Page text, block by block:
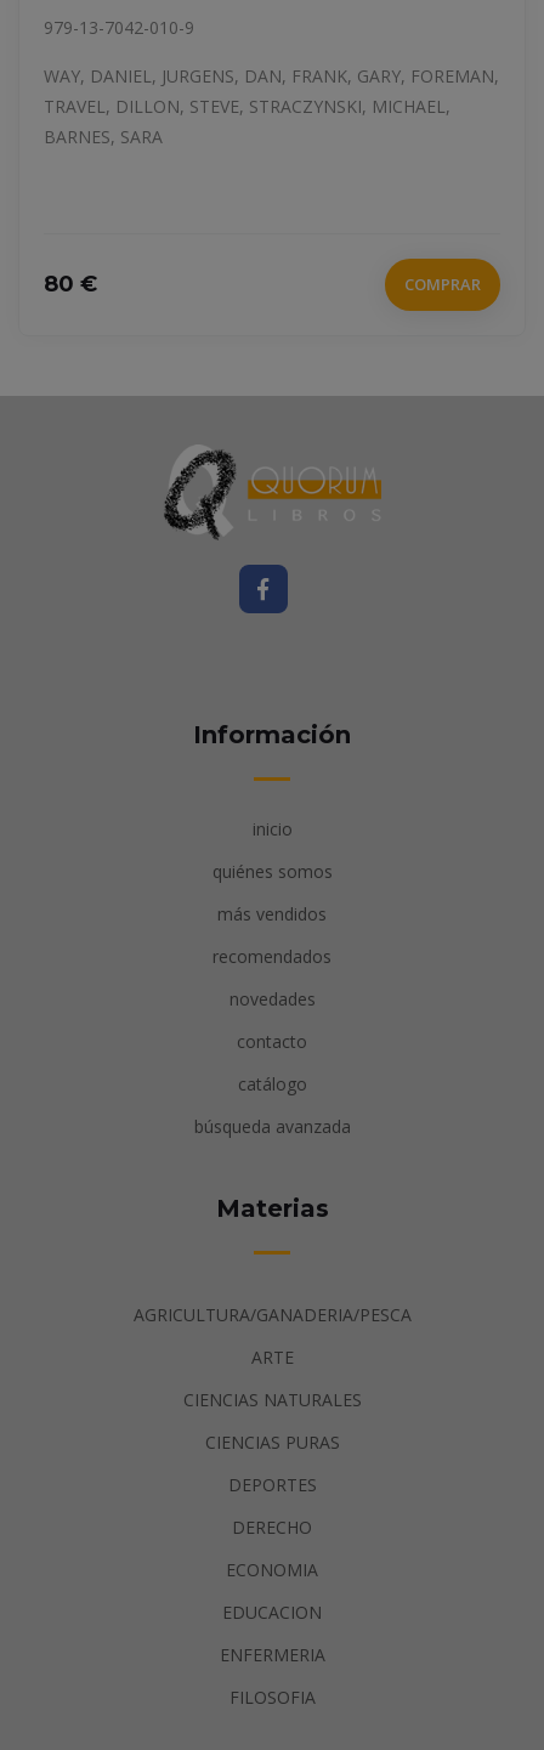
18 € COMPRAR
Información
inicio
quiénes somos
más vendidos
recomendados
novedades
contacto
catálogo
búsqueda avanzada
Materias
AGRICULTURA/GANADERIA/PESCA
ARTE
CIENCIAS NATURALES
CIENCIAS PURAS
DEPORTES
DERECHO
ECONOMIA
EDUCACION
ENFERMERIA
FILOSOFIA